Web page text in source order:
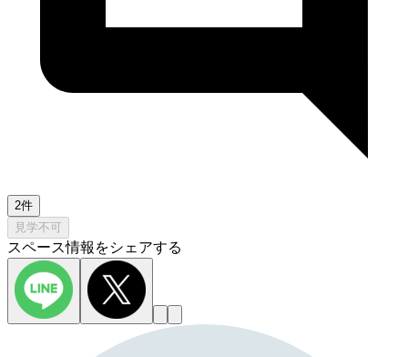
2件
見学不可
スペース情報をシェアする